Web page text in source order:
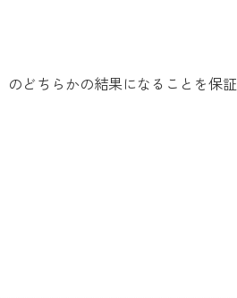
どちらかの結果になることを保証